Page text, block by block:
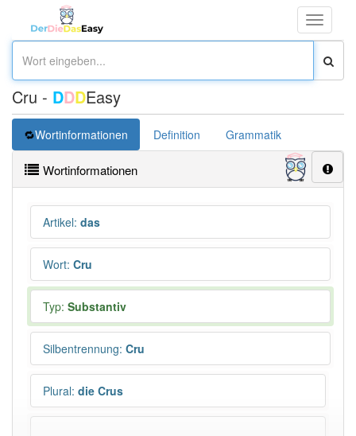
Toggle
Cru - DDDEasy
Wortinformationen Definition Grammatik
Wortinformationen
Artikel: das
Wort: Cru
Typ: Substantiv
Silbentrennung: Cru
Plural: die Crus